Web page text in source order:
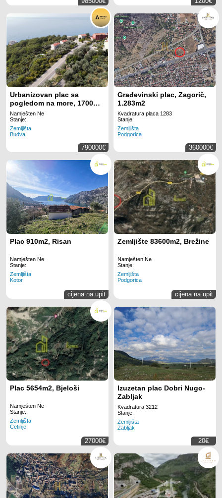
Urbanizovan plac sa
pogledom na more, 1700
m², Reževići, Budva
Namješten Ne
Stanje:
Zemljišta
Budva
790000€
Građevinski plac, Zagorič,
1.283m2
Kvadratura placa 1283
Stanje:
Zemljišta
Podgorica
360000€
Plac 910m2, Risan
Namješten Ne
Stanje:
Zemljišta
Kotor
cijena na upit
Zemljište 83600m2, Brežine
Namješten Ne
Stanje:
Zemljišta
Podgorica
cijena na upit
Plac 5654m2, Bjeloši
Namješten Ne
Stanje:
Zemljišta
Cetinje
27000€
Izuzetan plac Dobri Nugo-
Zabljak
Kvadratura 3212
Stanje:
Zemljišta
Žabljak
20€